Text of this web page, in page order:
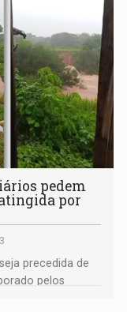
pedem
por
precedida de
pelos